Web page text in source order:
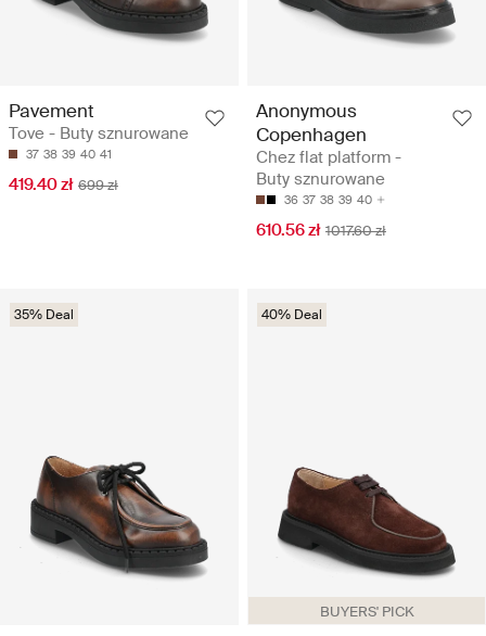
Pavement
Tove - Buty sznurowane
37 38 39 40 41
419.40 zł 699 zł
Anonymous
Copenhagen
Chez flat platform -
Buty sznurowane
36 37 38 39 40
610.56 zł 1017.60 zł
35% Deal
BUYERS' PICK
40% Deal